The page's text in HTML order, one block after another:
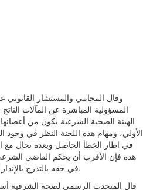
وقال المحامي والمستشار
المسؤولية المباشرة عن المآلات
الهيئة الصحية الشرعية يكون من
الأولي، ومهام هذه اللجنة النظر في
في اطار الخطأ الحاصل وبعده تحال مع
هذه فإن الأقرب أن يحكم القاضي
في حقه بالتدرج بالإنذار أو الغرامة المالية أو إلغاء الترخيص بمزاولة المهنة وشطب الاسم من سجل المرخص لهم.